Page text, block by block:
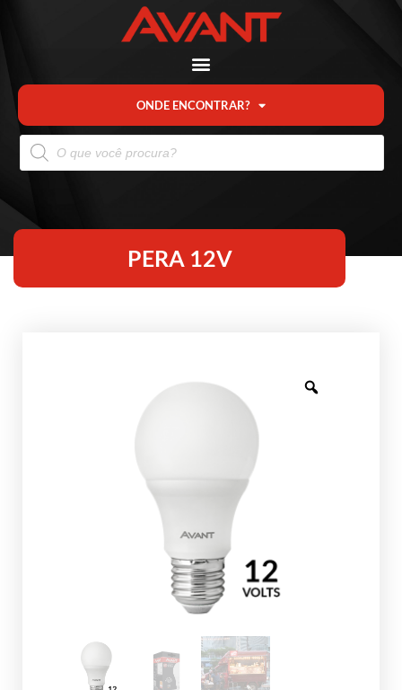
ONDE ENCONTRAR?
PERA 12V